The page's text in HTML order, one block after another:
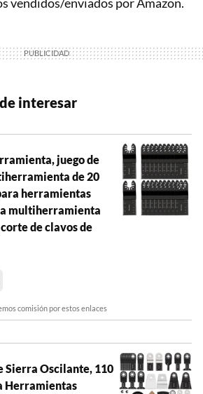
interesar
juego de
de 20
herramientas
multiherramienta
de clavos de
comisión por estos enlaces
Sierra Oscilante, 110
Herramientas